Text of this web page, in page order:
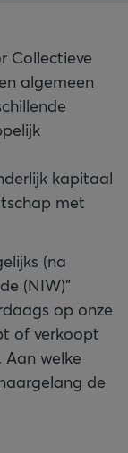
Collectieve
algemeen
kapitaal
met
(na
(NIW)"
op onze
of verkoopt
welke
de